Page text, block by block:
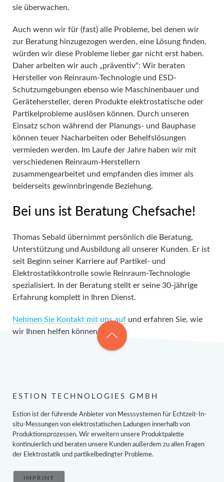
sie überwachen.
Auch wenn wir für (fast) alle Probleme, bei denen wir
zur Beratung hinzugezogen werden, eine Lösung finden,
würden wir diese Probleme lieber gar nicht erst haben.
Daher arbeiten wir auch „präventiv“: Wir beraten
Hersteller von Reinraum-Technologie und ESD-
Schutzumgebungen ebenso wie Maschinenbauer und
Gerätehersteller, deren Produkte elektrostatische oder
Partikelprobleme auslösen können. Durch unseren
Einsatz schon während der Planungs- und Bauphase
können teuer Nacharbeiten oder Behelfslösungen
vermieden werden. Im Laufe der Jahre haben wir mit
verschiedenen Reinraum-Herstellern
zusammengearbeitet und empfanden dies immer als
beiderseits gewinnbringende Beziehung.
Bei uns ist Beratung Chefsache!
Thomas Sebald übernimmt persönlich die Beratung,
Unterstützung und Ausbildung all unserer Kunden. Er ist
seit Beginn seiner Karriere auf Partikel- und
Elektrostatikkontrolle sowie Reinraum-Technologie
spezialisiert. In der Beratung stellt er seine 30-jährige
Erfahrung komplett in Ihren Dienst.
Nehmen Sie Kontakt mit uns auf und erfahren Sie, wie
wir Ihnen helfen können!
ESTION TECHNOLOGIES GMBH
Estion ist der führende Anbieter von Messsystemen für Echtzeit-In-
situ-Messungen von elektrostatischen Ladungen innerhalb von
Produktionsprozessen. Wir erweitern unsere Produktpalette
kontinuierlich und beraten unsere Kunden außerdem zu allen Fragen
der Elektrostatik und partikelbedingter Probleme.
IMPRINT